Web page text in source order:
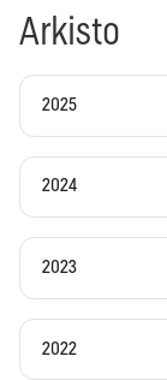
Arkisto
2025
2024
2023
2022